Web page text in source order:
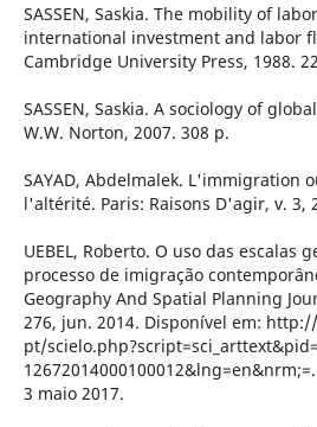
SASSEN, Saskia. The mobility of
international investment and labor
Cambridge University Press, 1988.
SASSEN, Saskia. A sociology of
W.W. Norton, 2007. 308 p.
SAYAD, Abdelmalek. L'immigration
l'altérité. Paris: Raisons D'agir, v. 3,
UEBEL, Roberto. O uso das escalas
processo de imigração
Geography And Spatial Planning
276, jun. 2014. Disponível em:
pt/
3 maio 2017.